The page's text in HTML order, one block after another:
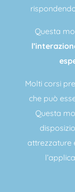
Questa
Molti corsi
che può
Questa
attrezzature